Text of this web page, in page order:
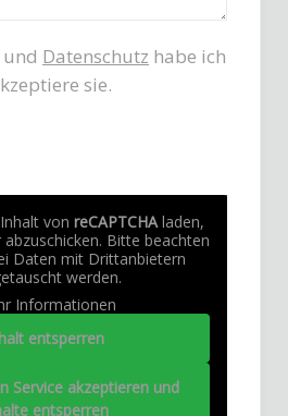
und Datenschutz habe ich
sie.
von reCAPTCHAladen,
Bitte beachten
Daten mit Drittanbietern
werden.
Informationen
entsperren
Service akzeptieren und
entsperren